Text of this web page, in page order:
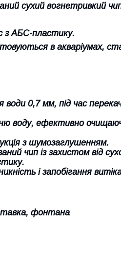
сухий вогнетривкий
з АБС-пластику.
в акваріумах,
0,7 мм, під час
воду, ефективно
з шумозаглушенням.
чип із захистом від
і запобігання
фонтана